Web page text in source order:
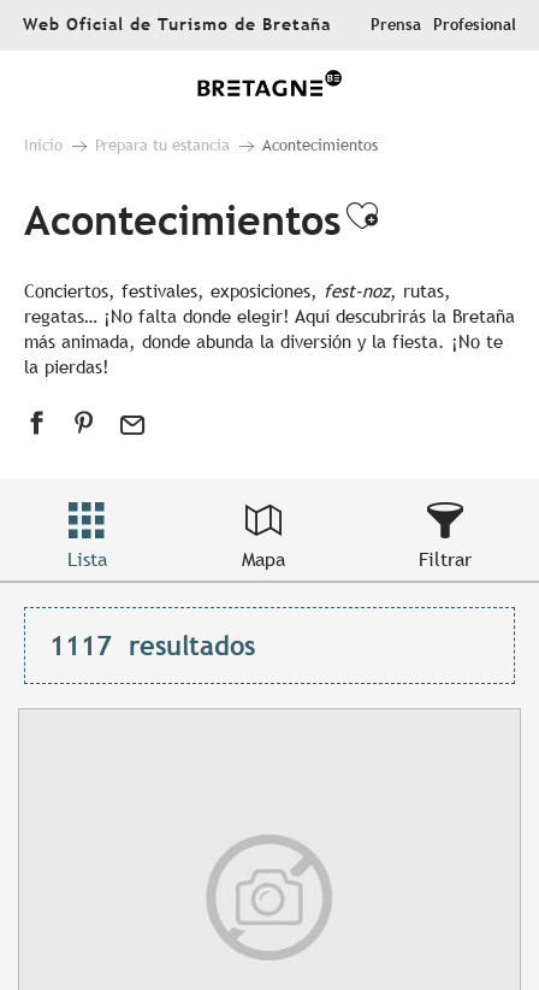
AllerWeb Oficial de Turismo de Bretaña Prensa Profesional
Inicio Prepara tu estancia Acontecimientos
AcontecimientosAjouter
Conciertos, festivales, exposiciones, fest-noz, rutas,
regatas… ¡No falta donde elegir! Aquí descubrirás la Bretaña
más animada, donde abunda la diversión y la fiesta. ¡No te
la pierdas!
Lista Mapa Filtrar
1117 resultados